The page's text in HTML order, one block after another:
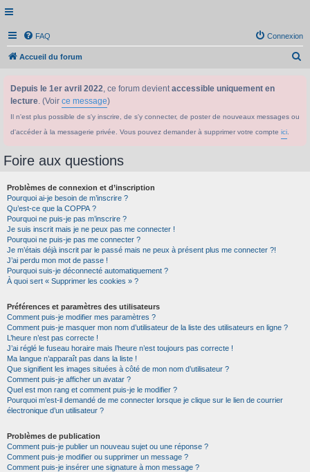
FAQ Connexion
Accueil du forum
Depuis le 1er avril 2022, ce forum devientaccessible uniquement en
lecture. (Voir ce message)
Il n'est plus possible de s'y inscrire, de s'y connecter, de poster de nouveaux messages ou
d'accéder à la messagerie privée. Vous pouvez demander à supprimer votre compte ici
Foire aux questions
Problèmes de connexion et d’inscription
Pourquoi ai-je besoin de m’inscrire ?
Qu’est-ce que la COPPA ?
Pourquoi ne puis-je pas m’inscrire ?
Je suis inscrit mais je ne peux pas me connecter !
Pourquoi ne puis-je pas me connecter ?
Je m’étais déjà inscrit par le passé mais ne peux à présent plus me connecter ?!
J’ai perdu mon mot de passe !
Pourquoi suis-je déconnecté automatiquement ?
À quoi sert « Supprimer les cookies » ?
Préférences et paramètres des utilisateurs
Comment puis-je modifier mes paramètres ?
Comment puis-je masquer mon nom d’utilisateur de la liste des utilisateurs en ligne ?
L’heure n’est pas correcte !
J’ai réglé le fuseau horaire mais l’heure n’est toujours pas correcte !
Ma langue n’apparaît pas dans la liste !
Que signifient les images situées à côté de mon nom d’utilisateur ?
Comment puis-je afficher un avatar ?
Quel est mon rang et comment puis-je le modifier ?
Pourquoi m’est-il demandé de me connecter lorsque je clique sur le lien de courrier
électronique d’un utilisateur ?
Problèmes de publication
Comment puis-je publier un nouveau sujet ou une réponse ?
Comment puis-je modifier ou supprimer un message ?
Comment puis-je insérer une signature à mon message ?